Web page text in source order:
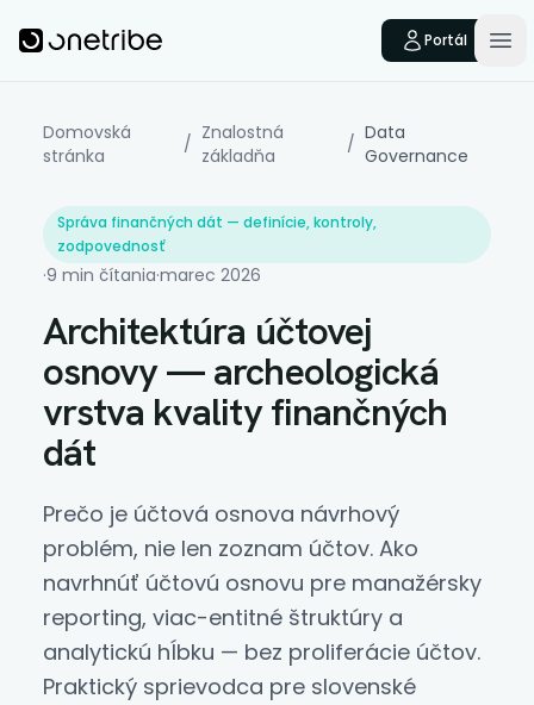
Onetribe
Portál
Domovská
stránka
/ Znalostná
základňa
/ Data
Governance
Správa finančných dát — definície, kontroly,
zodpovednosť
·9 min čítania·marec 2026
Architektúra účtovej
osnovy — archeologická
vrstva kvality finančných
dát
Prečo je účtová osnova návrhový
problém, nie len zoznam účtov. Ako
navrhnúť účtovú osnovu pre manažérsky
reporting, viac-entitné štruktúry a
analytickú hĺbku — bez proliferácie účtov.
Praktický sprievodca pre slovenské